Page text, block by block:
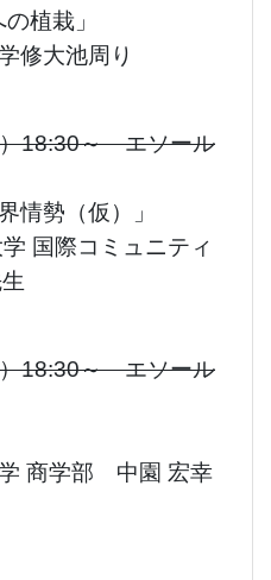
植栽」
修大池周り
18:30～ エソール
情勢（仮）」
国際コミュニティ
18:30～ エソール
商学部 中園 宏幸